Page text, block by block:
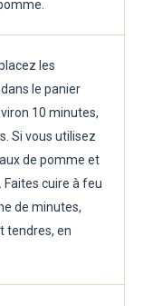
les
le panier
10 minutes,
Si vous utilisez
de pomme et
Faites cuire à feu
de minutes,
tendres, en